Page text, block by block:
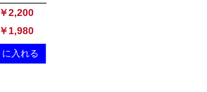
￥2,200
￥1,980